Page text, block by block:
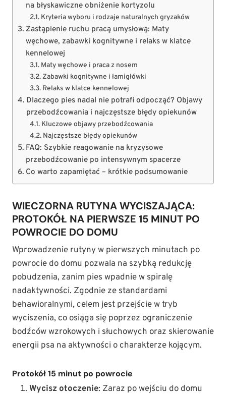
na błyskawiczne obniżenie kortyzolu
Kryteria wyboru i rodzaje naturalnych gryzaków
Zastąpienie ruchu pracą umysłową: Maty
węchowe, zabawki kognitywne i relaks w klatce
kennelowej
Maty węchowe i praca z nosem
Zabawki kognitywne i łamigłówki
Relaks w klatce kennelowej
Dlaczego pies nadal nie potrafi odpocząć? Objawy
przebodźcowania i najczęstsze błędy opiekunów
Kluczowe objawy przebodźcowania
Najczęstsze błędy opiekunów
FAQ: Szybkie reagowanie na kryzysowe
przebodźcowanie po intensywnym spacerze
Co warto zapamiętać – krótkie podsumowanie
WIECZORNA RUTYNA WYCISZAJĄCA:
PROTOKÓŁ NA PIERWSZE 15 MINUT PO
POWROCIE DO DOMU
Wprowadzenie rutyny w pierwszych minutach po
powrocie do domu pozwala na szybką redukcję
pobudzenia, zanim pies wpadnie w spiralę
nadaktywności. Zgodnie ze standardami
behawioralnymi, celem jest przejście w tryb
wyciszenia, co osiąga się poprzez ograniczenie
bodźców wzrokowych i słuchowych oraz skierowanie
energii psa na aktywności o charakterze kojącym.
Protokół 15 minut po powrocie
Wycisz otoczenie: Zaraz po wejściu do domu